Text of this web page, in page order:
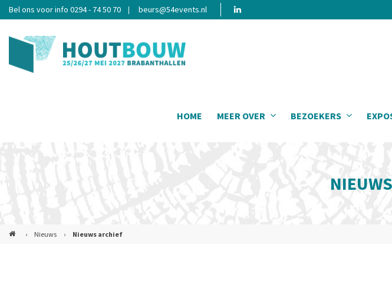
Bel ons voor info 0294 - 74 50 70 beurs@54events.nl
HOME MEER OVER BEZOEKERS
› Nieuws › Nieuws archief